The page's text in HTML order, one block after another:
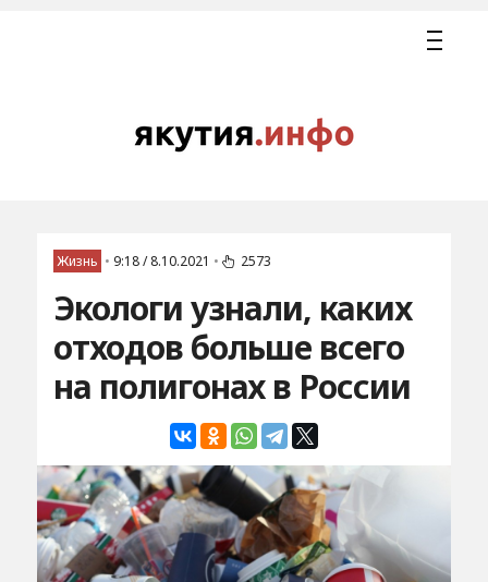
Жизнь • 9:18 / 8.10.2021 • 2573
Экологи узнали, каких
отходов больше всего
на полигонах в России